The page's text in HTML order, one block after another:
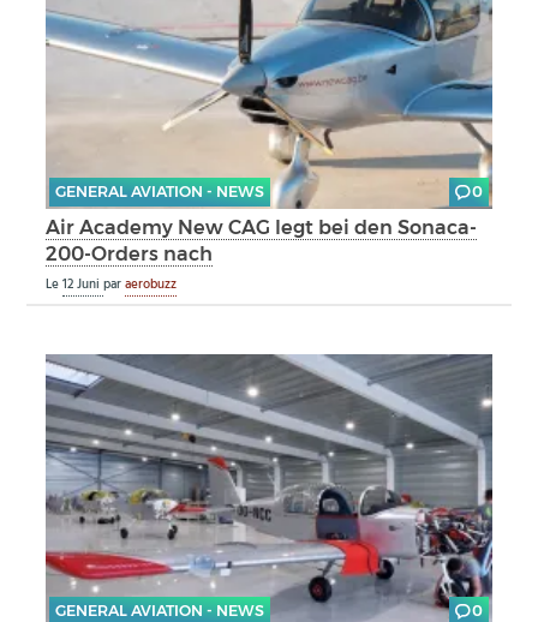
GENERAL AVIATION - NEWS 0
Air Academy New CAG legt bei den Sonaca-
200-Orders nach
Le12 Juniparaerobuzz
GENERAL AVIATION - NEWS 0